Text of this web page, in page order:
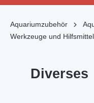
Aquariumzubehör
Werkzeuge und Hilfsmittel
Diverses